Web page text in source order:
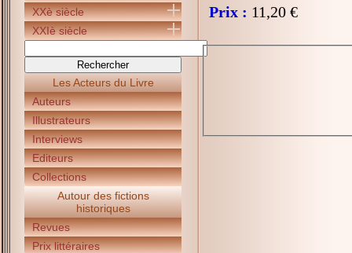
XXè siècle
XXIè siècle
Les Acteurs du Livre
Auteurs
Illustrateurs
Interviews
Editeurs
Collections
Autour des fictions
historiques
Revues
Prix littéraires
Prix : 11,20 €